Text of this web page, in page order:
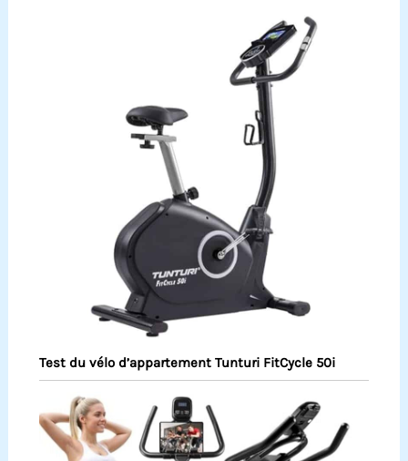
Test du vélo d’appartement Tunturi FitCycle 50i